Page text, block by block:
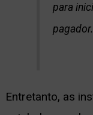
para
Entretanto, as